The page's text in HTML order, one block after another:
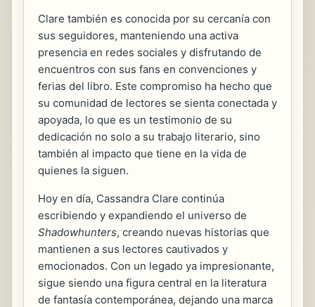
Clare también es conocida por su cercanía con
sus seguidores, manteniendo una activa
presencia en redes sociales y disfrutando de
encuentros con sus fans en convenciones y
ferias del libro. Este compromiso ha hecho que
su comunidad de lectores se sienta conectada y
apoyada, lo que es un testimonio de su
dedicación no solo a su trabajo literario, sino
también al impacto que tiene en la vida de
quienes la siguen.
Hoy en día, Cassandra Clare continúa
escribiendo y expandiendo el universo de
Shadowhunters, creando nuevas historias que
mantienen a sus lectores cautivados y
emocionados. Con un legado ya impresionante,
sigue siendo una figura central en la literatura
de fantasía contemporánea, dejando una marca